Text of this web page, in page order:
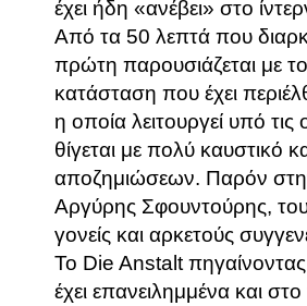
έχει ήδη «ανέβει» στο
Από τα 50 λεπτά που
πρώτη παρουσιάζεται με
κατάσταση που έχει
η οποία λειτουργεί υπό
θίγεται με πολύ καυστικό
αποζημιώσεων. Παρόν
Αργύρης Σφουντούρης, του
γονείς και αρκετούς
Το Die Anstalt πηγαίνοντας
έχει επανειλημμένα και